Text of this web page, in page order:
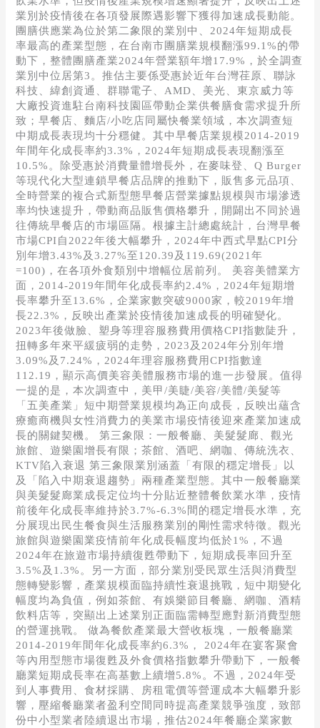
業別於疫情後在各項發展際遇影響下獲得加速成長動能。
團膳供應業為位於第二象限的業別中、2024年短期成長
率最高的產業型態，在台南市團膳業規模翻漲99.1%的帶
動下，整體團膳產業2024年營業額年增17.9%，於全調查
業別中位居第3。推估主要係受惠於近年台灣荏原、聯詠
科技、緯創資通、群聯電子、AMD、美光、東京威力等
大廠投資進駐台南科技園區帶動企業供餐膳食需求提升所
致；早餐店、麵店/小吃店同屬快餐業領域，本次調查短
中期成長表現均十分穩健。其中早餐店業規模2014-2019
年間年化成長率約3.3%，2024年短期成長表現翻漲至
10.5%。除受惠於消費量體增長外，在麥味登、Q Burger
等現代化大型連鎖早餐店品牌的推動下，販售多元品項、
全時營業的複合式新型態早餐店營業據點規模與市場滲透
率均快速提升，帶動商品販售價格攀升，開闢出不同於過
往傳統早餐店的市場區隔。根據主計總處統計，台灣早餐
市場CPI自2022年後大幅攀升，2024年中西式早點CPI分
別年增3.43%及3.27%至120.39及119.69(2021年
=100)，在各項外食類別中增幅位居前列。 美容美體業方
面，2014-2019年間年化成長率約2.4%，2024年短期增
長率攀升至13.6%，企業家數突破9000家，較2019年增
長22.3%，反映出產業於疫情後加速成長的明確變化。
2023年後做臉、塑身等理容服務費用價格CPI指數陡升，
扭轉多年來平緩疲弱的走勢，2023及2024年分別年增
3.09%及7.24%，2024年理容服務費用CPI指數達
112.19，顯示高價美容美體服務市場的進一步發展。值得
一提的是，本次調查中，美甲/美睫/美容/美體/美髮等
「五美產業」短中期營業規模均為正向成長，反映出蘊含
療癒商機與女性消費力的美業市場疫情後迎來產業加速成
長的關鍵契機。 第三象限：一般餐廳、美髮髮廊、觀光
旅館、遊樂園增長有限；茶館、酒吧、網咖、傳統洗衣、
KTV陷入衰退 第三象限業別涵蓋「有限的穩定增長」以
及「陷入中期衰退趨勢」兩種產業型態。其中一般餐廳業
與美髮髮廊業成長定位均十分貼近整體餐飲業水準，疫情
前後年化成長率維持於3.7%-6.3%間的穩定增長水準，充
分展現出民生餐食與生活服務業別的剛性需求特徵。觀光
旅館與遊樂園業疫情前年化成長幅度均低於1%，不過
2024年在旅遊市場持續復甦帶動下，短期成長率回升至
3.5%及1.3%。另一方面，部分業別受民眾生活與消費型
態轉變影響，產業規模面臨持續性衰退挑戰，短中期變化
幅度均為負值，例如茶館、有娛樂節目餐廳、網咖、酒精
飲料店等，突顯出上述業別正面臨需轉型應對新消費型態
的營運挑戰。 做為餐飲產業最大營收板塊，一般餐廳業
2014-2019年間年化成長率約6.3%， 2024年在宴客聚會
等內用型態市場復甦及外食價格指數攀升帶動下，一般餐
廳業短期成長率在高基數上續增5.8%。不過，2024年受
到人事費用、食材採購、房租電價等營運成本大幅攀升影
響，壓縮餐廳業者盈利空間同時提高產業競爭強度，致部
份中小型業者陸續退出市場，推估2024年餐廳企業家數